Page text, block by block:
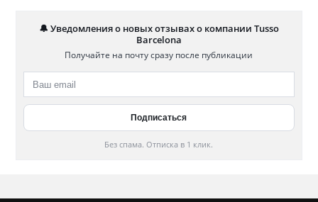
🔔 Уведомления о новых отзывах о компании Tusso
Barcelona
Получайте на почту сразу после публикации
Без спама. Отписка в 1 клик.